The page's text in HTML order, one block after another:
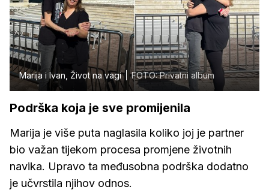
Marija i Ivan, Život na vagi FOTO: Privatni album
Podrška koja je sve promijenila
Marija je više puta naglasila koliko joj je partner
bio važan tijekom procesa promjene životnih
navika. Upravo ta međusobna podrška dodatno
je učvrstila njihov odnos.